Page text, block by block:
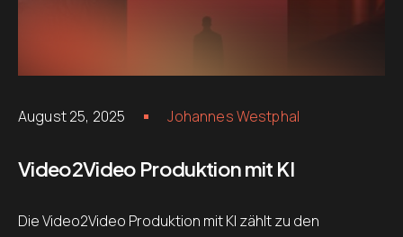
August 25, 2025 Johannes Westphal
Video2Video Produktion mit KI
Die Video2Video Produktion mit KI zählt zu den